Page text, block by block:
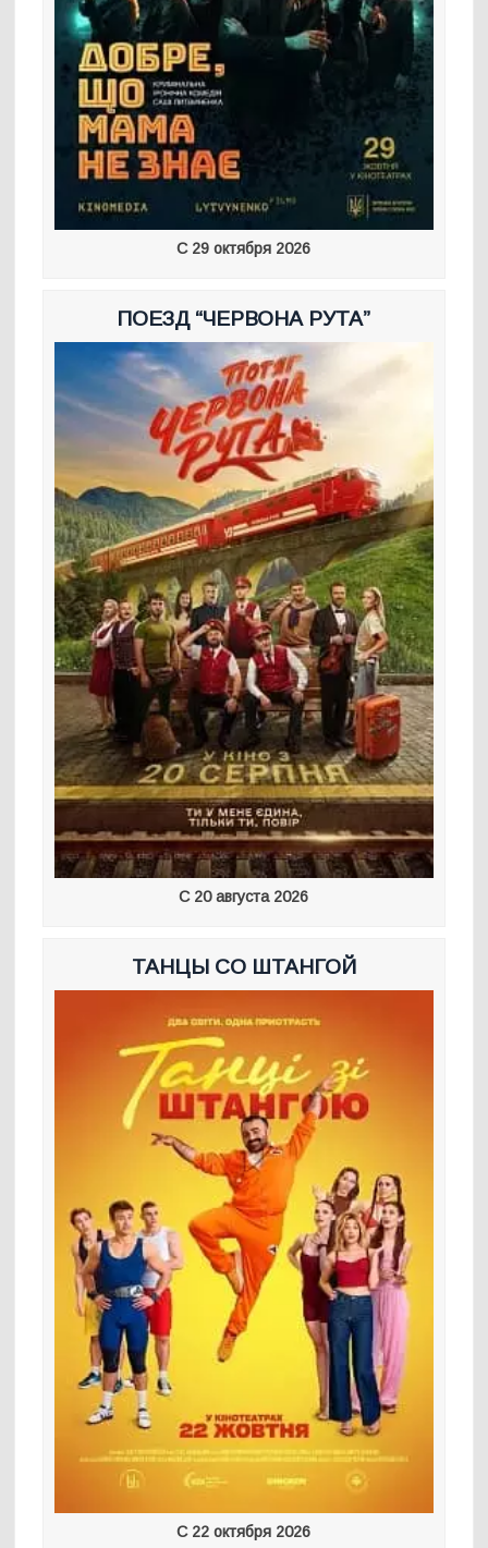
С 29 октября 2026
ПОЕЗД “ЧЕРВОНА РУТА”
С 20 августа 2026
ТАНЦЫ СО ШТАНГОЙ
С 22 октября 2026